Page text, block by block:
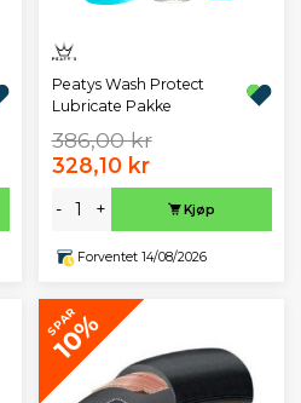
Peatys Wash Protect
Lubricate Pakke
386,00 kr
328,10 kr
- + Kjøp
Forventet 14/08/2026
SPAR
10%